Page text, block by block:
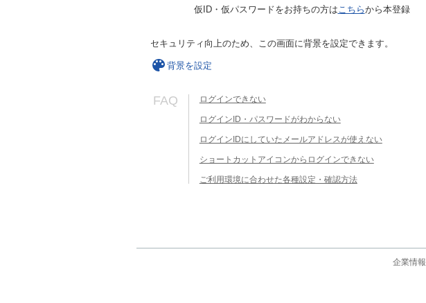
仮ID・仮パスワードをお持ちの方はこちらから本登録
セキュリティ向上のため、この画面に背景を設定できます。
背景を設定
FAQ ログインできない
ログインID・パスワードがわからない
ログインIDにしていたメールアドレスが使えない
ショートカットアイコンからログインできない
ご利用環境に合わせた各種設定・確認方法
企業情報